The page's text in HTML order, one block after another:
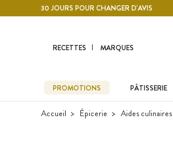
Contenu principal30 JOURS POUR CHANGER D'AVIS
RECETTES MARQUES
PROMOTIONS PÂTISSERIE
Accueil Épicerie Aides culinaires